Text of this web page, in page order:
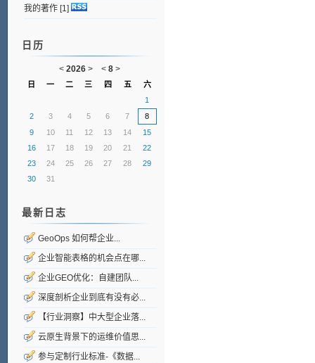
我的著作[1]
日历
< 2026 > < 8 >
日 一 二 三 四 五
六
1
2
3 4 5 6 7
8
9
10 11 12 13 14
15
16
17 18 19 20 21
22
23
24 25 26 27 28
29
30
31
最新日志
GeoOps 如何帮企业...
企业智能表格的机会点在哪...
企业GEO优化：自建团队...
深度剖析企业到底有没有必...
【行业洞察】中大型企业落...
云原生背景下的运维价值思...
参与定制行业标准-《数据...